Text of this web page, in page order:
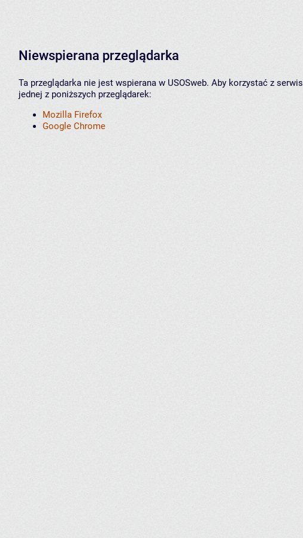
Niewspierana przeglądarka
Ta przeglądarka nie jest wspierana w USOSweb. Aby korzystać z
jednej z poniższych przeglądarek:
Mozilla Firefox
Google Chrome